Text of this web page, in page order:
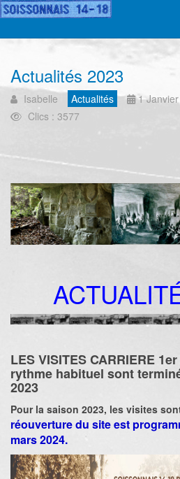
Actualités 2023
Isabelle Actualités
1
Clics : 3577
LES VISITES CARRIERE
rythme habituel sont
2023
Pour la saison 2023, les visites
réouverture du site est
mars 2024.